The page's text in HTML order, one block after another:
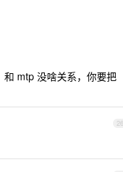
mtp 没啥关系，你要把
26